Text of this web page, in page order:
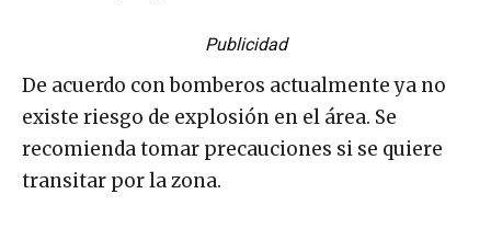
Publicidad
De acuerdo con bomberos actualmente ya no
existe riesgo de explosión en el área. Se
recomienda tomar precauciones si se quiere
transitar por la zona.